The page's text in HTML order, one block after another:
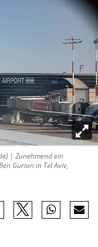
| Zunehmend ein
Gurion in Tel Aviv,